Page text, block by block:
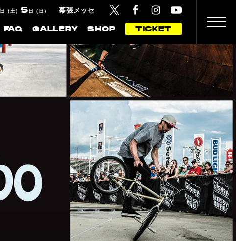
日（土） 5日（日） 幕張メッセ
FAQ GALLERY SHOP TICKET